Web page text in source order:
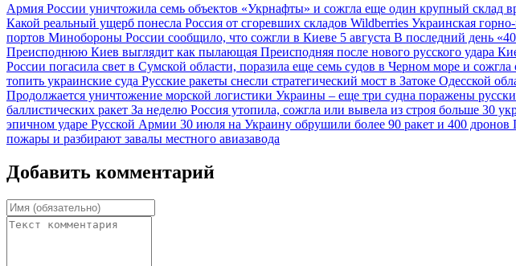
Армия России уничтожила семь объектов «Укрнафты» и сожгла еще один крупный склад
Какой реальный ущерб понесла Россия от сгоревших складов Wildberries Украинская
портов Минобороны России сообщило, что сожгли в Киеве 5 августа В последний день
Преисподнюю Киев выглядит как пылающая Преисподняя после нового русского удара
России погасила свет в Сумской области, поразила еще семь судов в Черном море и
топить украинские суда Русские ракеты снесли стратегический мост в Затоке Одесской
Продолжается уничтожение морской логистики Украины – еще три судна поражены
баллистических ракет За неделю Россия утопила, сожгла или вывела из строя больше 30
эпичном ударе Русской Армии 30 июля на Украину обрушили более 90 ракет и 400 дронов
пожары и разбирают завалы местного авиазавода
Добавить комментарий